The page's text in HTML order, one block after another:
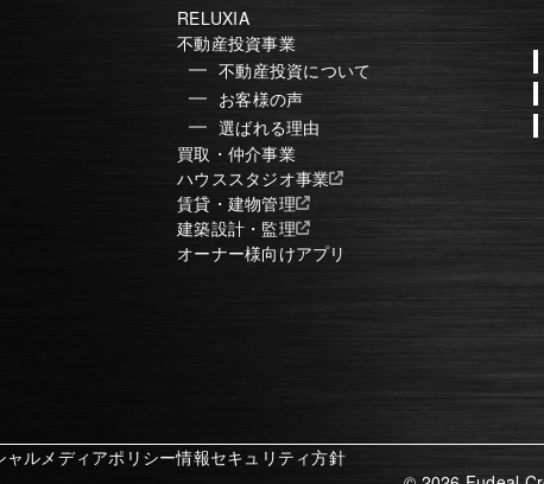
RELUXIA
不動産投資事業
不動産投資について
お客様の声
選ばれる理由
買取・仲介事業
ハウススタジオ事業
賃貸・建物管理
建築設計・監理
オーナー様向けアプリ
ャルメディアポリシー情報セキュリティ方針